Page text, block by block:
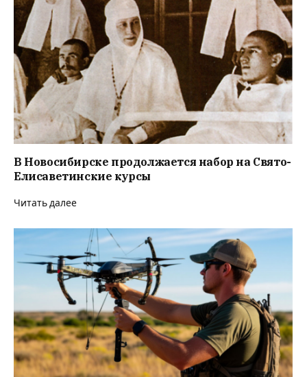
В Новосибирске продолжается набор на Свято-
Елисаветинские курсы
Читать далее